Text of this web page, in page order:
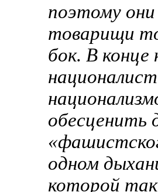
поэтому
товарищи
бок. В
обесценить
одном
которой